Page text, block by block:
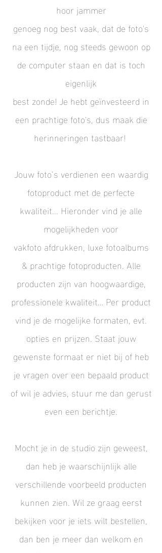
hoor jammer
genoeg nog best vaak, dat de foto's
na een tijdje, nog steeds gewoon op
de computer staan en dat is toch
eigenlijk
best zonde! Je hebt geïnvesteerd in
een prachtige foto's, dus maak die
herinneringen tastbaar!
Jouw foto’s verdienen een waardig
fotoproduct met de perfecte
kwaliteit... Hieronder vind je alle
mogelijkheden voor
vakfoto afdrukken, luxe fotoalbums
& prachtige fotoproducten.Alle
producten zijn van hoogwaardige,
professionele kwaliteit… Per product
vind je de mogelijke formaten, evt.
opties en prijzen. Staat jouw
gewenste formaat er niet bij of heb
je vragen over een bepaald product
of wil je advies, stuur me dan gerust
even een berichtje.
Mocht je in de studio zijn geweest,
dan heb je waarschijnlijk alle
verschillende voorbeeld producten
kunnen zien. Wil ze graag eerst
bekijken voor je iets wilt bestellen,
dan ben je meer dan welkom en